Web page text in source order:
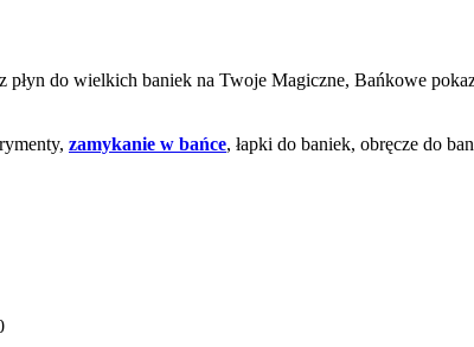
płyn do wielkich baniek na Twoje Magiczne, Bańkowe
zamykanie w bańce, łapki do baniek, obręcze do